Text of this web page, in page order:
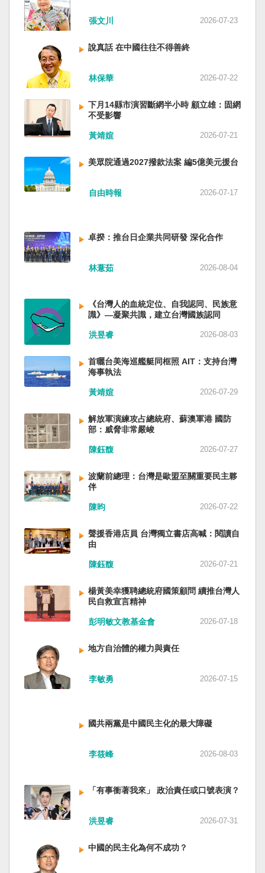
近平思想嗎？ 最後一句是「會議還研究了其他事
項。」這是每次外媒最感興趣的問題，那就是人
洗了多少人？這為習近平的進一步獨裁和二十一
大續任鋪平道路。據統計，過去一年，已有十九
名中央委員被官方宣布落馬或罷免全國人大代表
職務。另外還有「失蹤」者。總共接近三十人。
領銜的是兩名政治局委員：軍委副主席張又俠與
新疆黨委書記馬興瑞。 軍方還有原中央軍委副主
席何衛東、原軍委委員兼聯合參謀部參謀長劉振
立、原軍委政治工作部主任苗華、前信息支援部
備發展部部長許學強、前西部戰區政委李鳳彪、
前空軍政委郭普校、前東部戰區政委劉青松、前
南部戰區司令員吳亞男、前南部戰區政委王文
委鍾紹軍等。 黨政系統部分，前廣西政府主席藍
天立、前內蒙古政府主席王莉霞、前中國證監會
主席易會滿、前內蒙古黨委書記孫紹騁、前浙江
省委書記易煉紅、前應急管理部部長王祥喜、前
信部部長金壯龍、前中央軍民融合辦常務副主任
雷凡培，都是被不正常免職。 最新的河北黨書記
倪岳峰「另有任用」，應該是與德國之聲與紐約
時報披露張家口對海外人士動態控制平台被登錄
安？ （作者林保華為資深時事評論員）
張文川 2026-07-23
說真話 在中國往往不得善終
林保華 2026-07-22
下月14縣市演習斷網半小時 顧立雄：固網
不受影響
黃靖媗 2026-07-21
美眾院通過2027撥款法案 編5億美元援台
自由時報 2026-07-17
卓揆：推台日企業共同研發 深化合作
林薏茹 2026-08-04
《台灣人的血統定位、自我認同、民族意
識》—凝聚共識，建立台灣國族認同
洪昱睿 2026-08-03
首曬台美海巡艦艇同框照 AIT：支持台灣
海事執法
黃靖媗 2026-07-29
解放軍演練攻占總統府、蘇澳軍港 國防
部：威脅非常嚴峻
陳鈺馥 2026-07-27
波蘭前總理：台灣是歐盟至關重要民主夥
伴
陳昀 2026-07-22
聲援香港店員 台灣獨立書店高喊：閱讀自
由
陳鈺馥 2026-07-21
楊黃美幸獲聘總統府國策顧問 續推台灣人
民自救宣言精神
彭明敏文教基金會 2026-07-18
地方自治體的權力與責任
李敏勇 2026-07-15
國共兩黨是中國民主化的最大障礙
李筱峰 2026-08-03
「有事衝著我來」 政治責任或口號表演？
洪昱睿 2026-07-31
中國的民主化為何不成功？